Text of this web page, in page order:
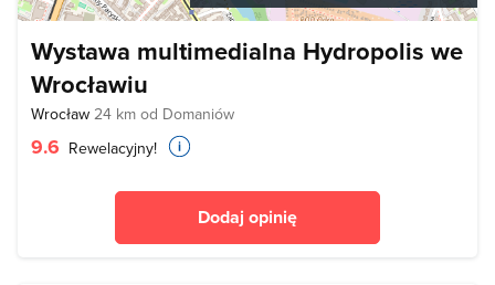
Wystawa multimedialna Hydropolis we
Wrocławiu
Wrocław 24 km od Domaniów
9.6 Rewelacyjny!
Dodaj opinię